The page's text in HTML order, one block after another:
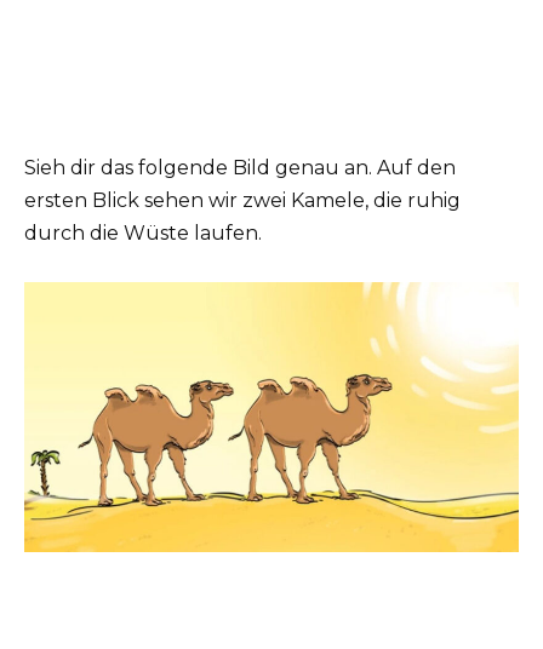
Sieh dir das folgende Bild genau an. Auf den
ersten Blick sehen wir zwei Kamele, die ruhig
durch die Wüste laufen.